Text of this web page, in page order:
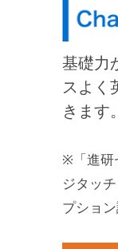
基礎力
スよく
きます。
※「進研
ジタッ
プション